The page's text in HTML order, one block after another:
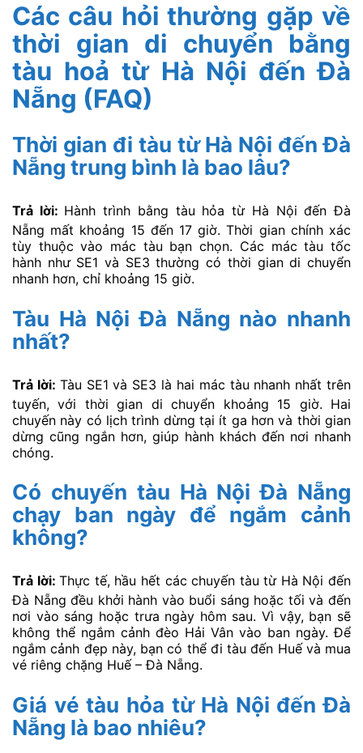
Các câu hỏi thường gặp về
thời gian di chuyển bằng
tàu hoả từ Hà Nội đến Đà
Nẵng (FAQ)
Thời gian đi tàu từ Hà Nội đến Đà
Nẵng trung bình là bao lâu?
Trả lời: Hành trình bằng tàu hỏa từ Hà Nội đến Đà
Nẵng mất khoảng 15 đến 17 giờ. Thời gian chính xác
tùy thuộc vào mác tàu bạn chọn. Các mác tàu tốc
hành như SE1 và SE3 thường có thời gian di chuyển
nhanh hơn, chỉ khoảng 15 giờ.
Tàu Hà Nội Đà Nẵng nào nhanh
nhất?
Trả lời: Tàu SE1 và SE3 là hai mác tàu nhanh nhất trên
tuyến, với thời gian di chuyển khoảng 15 giờ. Hai
chuyến này có lịch trình dừng tại ít ga hơn và thời gian
dừng cũng ngắn hơn, giúp hành khách đến nơi nhanh
chóng.
Có chuyến tàu Hà Nội Đà Nẵng
chạy ban ngày để ngắm cảnh
không?
Trả lời:Thực tế, hầu hết các chuyến tàu từ Hà Nội đến
Đà Nẵng đều khởi hành vào buổi sáng hoặc tối và đến
nơi vào sáng hoặc trưa ngày hôm sau. Vì vậy, bạn sẽ
không thể ngắm cảnh đèo Hải Vân vào ban ngày. Để
ngắm cảnh đẹp này, bạn có thể đi tàu đến Huế và mua
vé riêng chặng Huế – Đà Nẵng.
Giá vé tàu hỏa từ Hà Nội đến Đà
Nẵng là bao nhiêu?